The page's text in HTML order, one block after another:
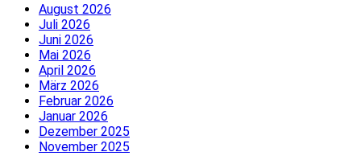
August 2026
Juli 2026
Juni 2026
Mai 2026
April 2026
März 2026
Februar 2026
Januar 2026
Dezember 2025
November 2025